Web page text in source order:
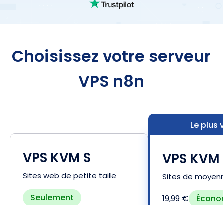
Choisissez votre serveur
VPS n8n
VPS KVM S
Sites web de petite taille
Seulement
Le plus
VPS
Sites de
19,99 €